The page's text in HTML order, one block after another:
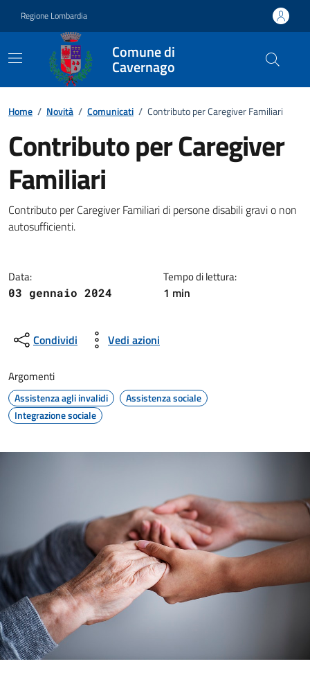
Regione Lombardia
Comune di
Cavernago
Home / Novità / Comunicati / Contributo per Caregiver Familiari
Contributo per Caregiver
Familiari
Dettagli della notizia
Contributo per Caregiver Familiari di persone disabili gravi o non
autosufficienti.
Data:
03 gennaio 2024
Tempo di lettura:
1 min
Condividi Vedi azioni
Argomenti
Assistenza agli invalidi
Assistenza sociale
Integrazione sociale